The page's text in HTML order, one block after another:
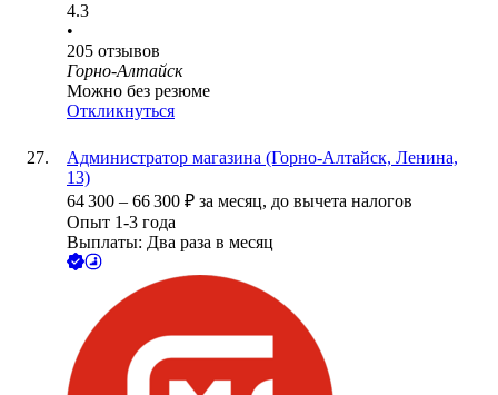
4.3
•
205 отзывов
Горно-Алтайск
Можно без резюме
Откликнуться
Администратор магазина (Горно-Алтайск, Ленина,
13)
64 300 – 66 300 ₽ за месяц, до вычета налогов
Опыт 1-3 года
Выплаты: Два раза в месяц